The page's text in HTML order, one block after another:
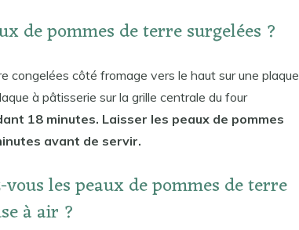
de pommes de terre surgelées ?
congelées côté fromage vers le haut sur une plaque
à pâtisserie sur la grille centrale du four
18 minutes. Laisser les peaux de pommes
avant de servir.
les peaux de pommes de terre
à air ?